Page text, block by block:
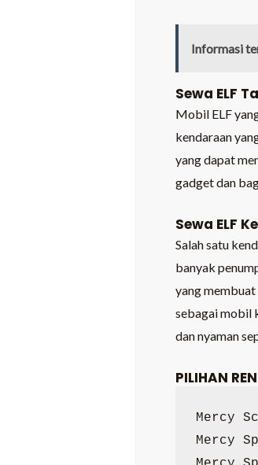
Informasi
Sewa ELF
Mobil ELF
kendaraan
yang dapat
gadget dan
Sewa ELF
Salah satu
banyak
yang
sebagai mobil
dan nyaman
PILIHAN
Mercy
Mercy